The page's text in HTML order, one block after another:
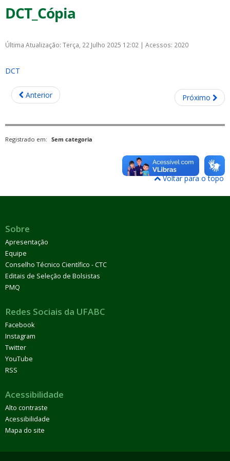
DCT_Cópia
Última Atualização: Terça, 22 Julho 2025 12:02 | Acessos: 2020
DCT
Anterior Próximo
Registrado em: Sem categoria
Voltar para o topo
Sobre
Apresentação
Equipe
Conselho Técnico Científico - CTC
Editais de Seleção de Bolsistas
PMQ
Redes Sociais da UFABC
Facebook
Instagram
Twitter
YouTube
RSS
Acessibilidade
Alto contraste
Acessibilidade
Mapa do site